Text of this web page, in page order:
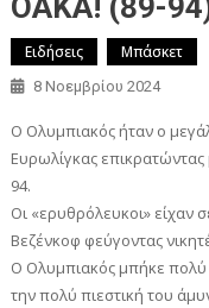
ΟΑΚΑ! (89-
Ειδήσεις Μπάσκετ
8 Νοεμβρίου 2024
Ο Ολυμπιακός ήταν ο
Ευρωλίγκας
94.
Οι «ερυθρόλευκοι» είχαν
Βεζένκοφ φεύγοντας
Ο Ολυμπιακός μπήκε πολύ
την πολύ πιεστική του